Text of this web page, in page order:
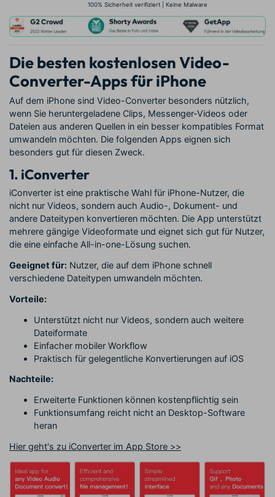
100% Sicherheit verifiziert | Keine Malware
Die besten kostenlosen Video-
Converter-Apps für iPhone
Auf dem iPhone sind Video-Converter besonders nützlich,
wenn Sie heruntergeladene Clips, Messenger-Videos oder
Dateien aus anderen Quellen in ein besser kompatibles Format
umwandeln möchten. Die folgenden Apps eignen sich
besonders gut für diesen Zweck.
1. iConverter
iConverter ist eine praktische Wahl für iPhone-Nutzer, die
nicht nur Videos, sondern auch Audio-, Dokument- und
andere Dateitypen konvertieren möchten. Die App unterstützt
mehrere gängige Videoformate und eignet sich gut für Nutzer,
die eine einfache All-in-one-Lösung suchen.
Geeignet für: Nutzer, die auf dem iPhone schnell
verschiedene Dateitypen umwandeln möchten.
Vorteile:
Unterstützt nicht nur Videos, sondern auch weitere
Dateiformate
Einfacher mobiler Workflow
Praktisch für gelegentliche Konvertierungen auf iOS
Nachteile:
Erweiterte Funktionen können kostenpflichtig sein
Funktionsumfang reicht nicht an Desktop-Software
heran
Hier geht's zu iConverter im App Store >>